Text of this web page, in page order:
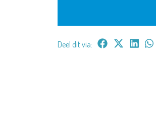
Deel dit via: